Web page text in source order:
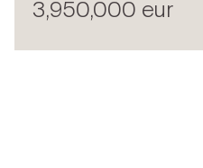
3,950,000 eur